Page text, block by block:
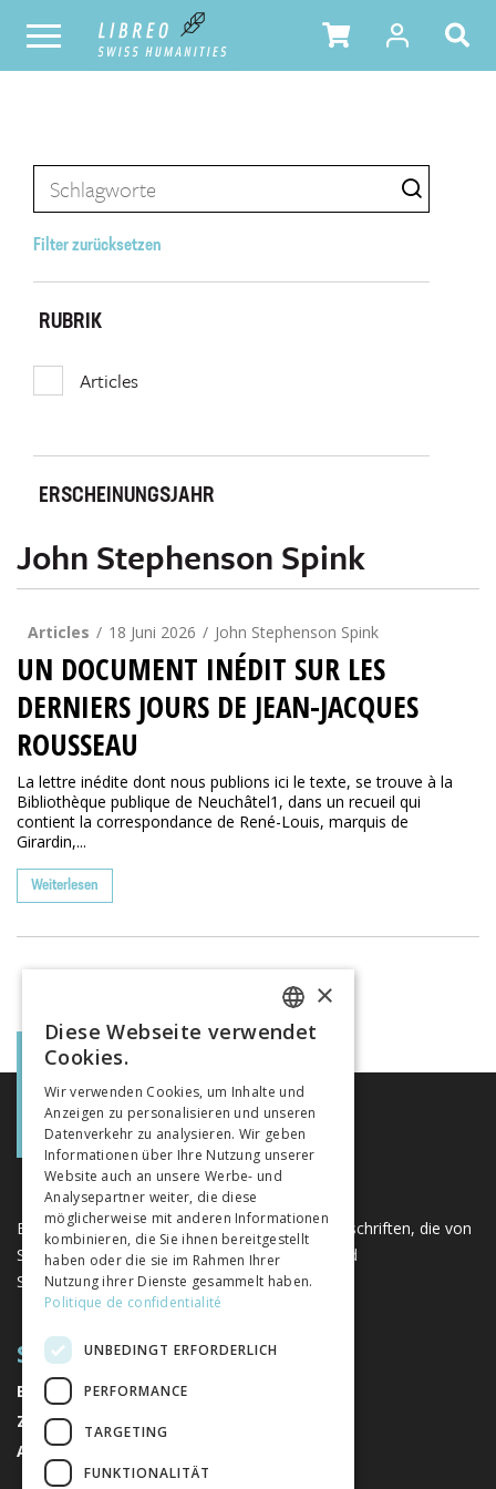
Filter zurücksetzen
RUBRIK
Articles
ERSCHEINUNGSJAHR
John Stephenson Spink
Articles 18 Juni 2026 John Stephenson Spink
UN DOCUMENT INÉDIT SUR LES
DERNIERS JOURS DE JEAN-JACQUES
ROUSSEAU
La lettre inédite dont nous publions ici le texte, se trouve à la
Bibliothèque publique de Neuchâtel1, dans un recueil qui
contient la correspondance de René-Louis, marquis de
Girardin,...
Weiterlesen
Eine einzigartige Plattform für Bücher und Zeitschriften, die von
Schweizer Verlagen im Bereich der Geistes- und
Sozialwissenschaften herausgegeben werden.
SITEMAP
BÜCHER
ZEITSCHRIFTEN
AUTOREN
FRENCH
ITALIAN
×
Diese Webseite verwendet
Cookies.
Wir verwenden Cookies, um Inhalte und
Anzeigen zu personalisieren und unseren
Datenverkehr zu analysieren. Wir geben
Informationen über Ihre Nutzung unserer
Website auch an unsere Werbe- und
Analysepartner weiter, die diese
möglicherweise mit anderen Informationen
kombinieren, die Sie ihnen bereitgestellt
haben oder die sie im Rahmen Ihrer
Nutzung ihrer Dienste gesammelt haben.
Politique de confidentialité
UNBEDINGT ERFORDERLICH
PERFORMANCE
TARGETING
FUNKTIONALITÄT